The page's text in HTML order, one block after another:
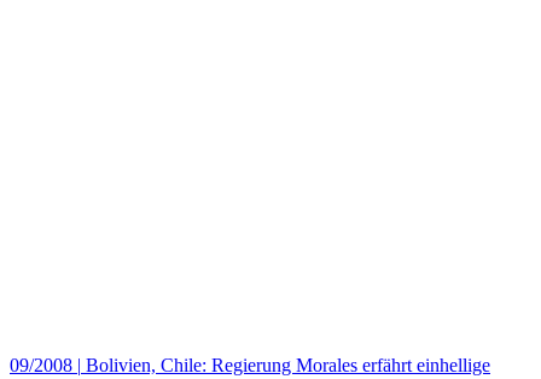
09/2008 | Bolivien, Chile: Regierung Morales erfährt einhellige